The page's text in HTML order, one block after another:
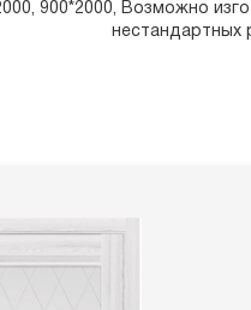
900*2000, Возможно
нестандартных